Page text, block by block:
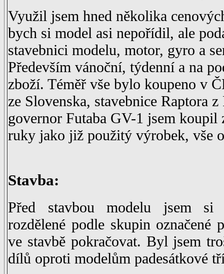
Využil jsem hned několika
bych si model asi nepořídil, ale
stavebnici modelu, motor, gyro a
Především vánoční, týdenní a na
zboží. Téměř vše bylo koupeno v
ze Slovenska, stavebnice Raptora
governor Futaba GV-1 jsem koupil
ruky jako již použitý výrobek, vše
Stavba:
Před stavbou modelu jsem si
rozdělené podle skupin označené
ve stavbě pokračovat. Byl jsem
dílů oproti modelům padesátkové